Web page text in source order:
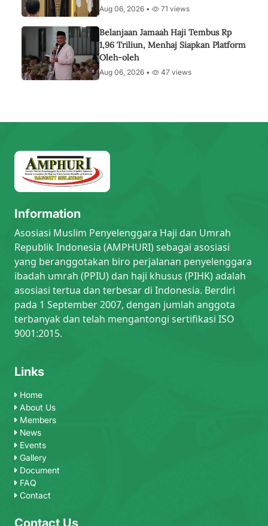
Aug 06, 2026 • 71 views
Belanjaan Jamaah Haji Tembus Rp
1,96 Triliun, Menhaj Siapkan Platform
Oleh-oleh
Aug 06, 2026 • 47 views
Information
Asosiasi Muslim Penyelenggara Haji dan Umrah
Republik Indonesia (AMPHURI) sebagai asosiasi
yang beranggotakan biro perjalanan penyelenggara
ibadah umrah (PPIU) dan haji khusus (PIHK) adalah
asosiasi tertua dan terbesar di Indonesia. Berdiri
pada 1 September 2007, dengan jumlah anggota
terbanyak dan telah mengantongi sertifikasi ISO
9001:2015.
Links
Home
About Us
Members
News
Events
Gallery
Document
FAQ
Contact
Contact Us